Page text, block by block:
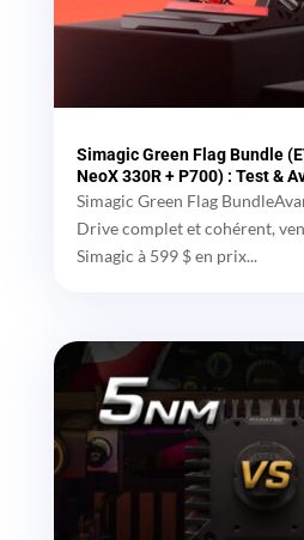
Simagic Green Flag Bundle
NeoX 330R + P700) : Test &
Simagic Green Flag
Drive complet et cohérent,
Simagic à 599 $ en prix...